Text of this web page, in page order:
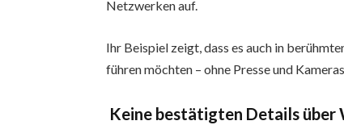
Netzwerken auf.
Ihr Beispiel zeigt, dass es auch in
führen möchten – ohne Presse und Kameras.
Keine bestätigten Details